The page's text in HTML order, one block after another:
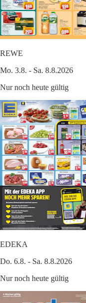
REWE
Mo. 3.8. - Sa. 8.8.2026
Nur noch heute gültig
EDEKA
Do. 6.8. - Sa. 8.8.2026
Nur noch heute gültig